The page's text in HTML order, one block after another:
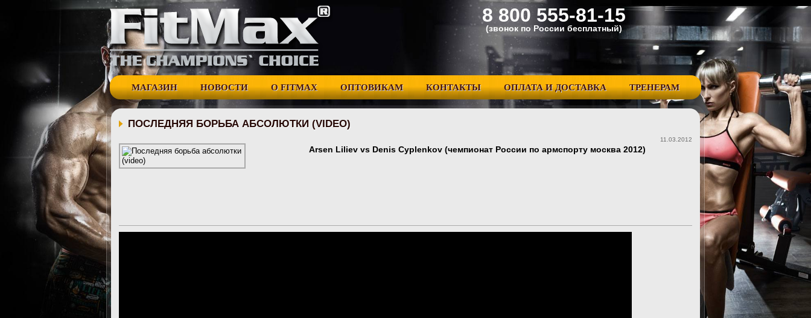
8 800 555-81-15
(звонок по Pоссии бесплатный)
МАГАЗИН НОВОСТИ О FITMAX ОПТОВИКАМ КОНТАКТЫ ОПЛАТА И ДОСТАВКА ТРЕНЕРАМ
ПОСЛЕДНЯЯ БОРЬБА АБСОЛЮТКИ (VIDEO)
11.03.2012
Arsen Liliev vs Denis Cyplenkov (чемпионат России по армспорту москва 2012)